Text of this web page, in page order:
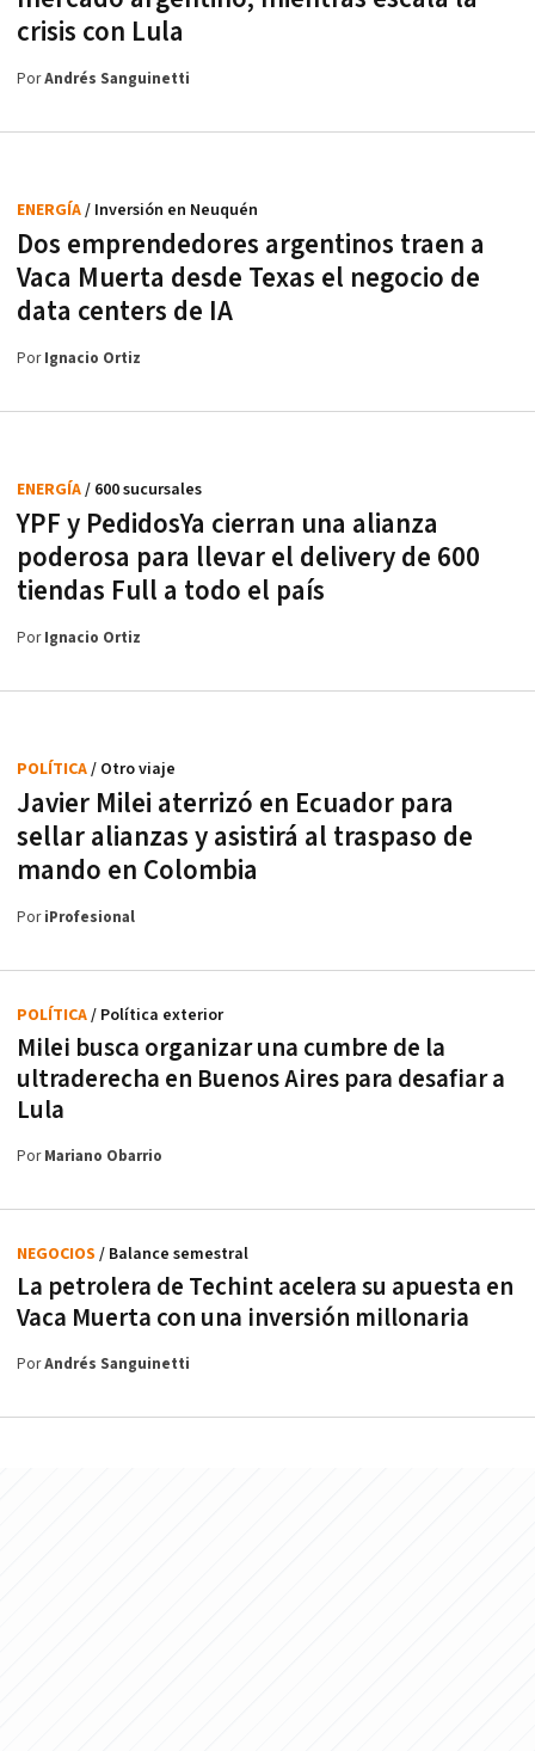
crisis con Lula
PorAndrés Sanguinetti
Dos emprendedores argentinos traen a
Vaca Muerta desde Texas el negocio de
data centers de IA
ENERGÍA/ Inversión en Neuquén
PorIgnacio Ortiz
YPF y PedidosYa cierran una alianza
poderosa para llevar el delivery de 600
tiendas Full a todo el país
ENERGÍA/ 600 sucursales
PorIgnacio Ortiz
Javier Milei aterrizó en Ecuador para
sellar alianzas y asistirá al traspaso de
mando en Colombia
POLÍTICA/ Otro viaje
PoriProfesional
Milei busca organizar una cumbre de la
ultraderecha en Buenos Aires para desafiar a
Lula
POLÍTICA/ Política exterior
PorMariano Obarrio
La petrolera de Techint acelera su apuesta en
Vaca Muerta con una inversión millonaria
NEGOCIOS / Balance semestral
PorAndrés Sanguinetti